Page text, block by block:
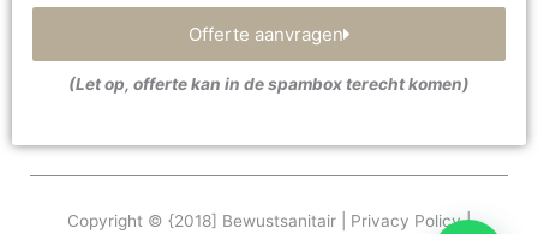
Offerte aanvragen
(Let op, offerte kan in de spambox terecht komen)
Copyright © {2018] Bewustsanitair | Privacy Policy |